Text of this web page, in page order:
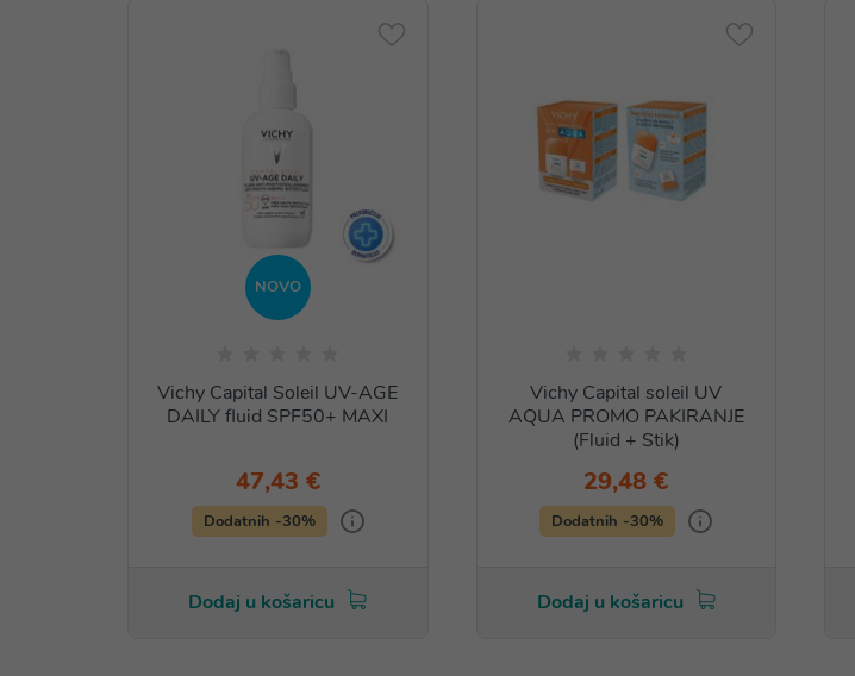
NOVO
Vichy Capital Soleil UV-AGE
DAILY fluid SPF50+ MAXI
47,43 €
Dodatnih -30%
Dodaj u košaricu
Vichy Capital soleil UV
AQUA PROMO PAKIRANJE
(Fluid + Stik)
29,48 €
Dodatnih -30%
Dodaj u košaricu